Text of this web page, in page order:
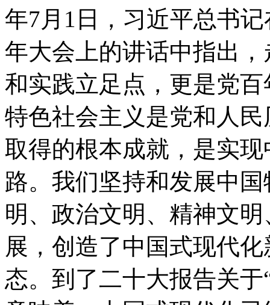
年7月1日，习近平总书
年大会上的讲话中指出
和实践立足点，更是党
特色社会主义是党和人
取得的根本成就，是实
路。我们坚持和发展中
明、政治文明、精神文
展，创造了中国式现代
态。到了二十大报告关